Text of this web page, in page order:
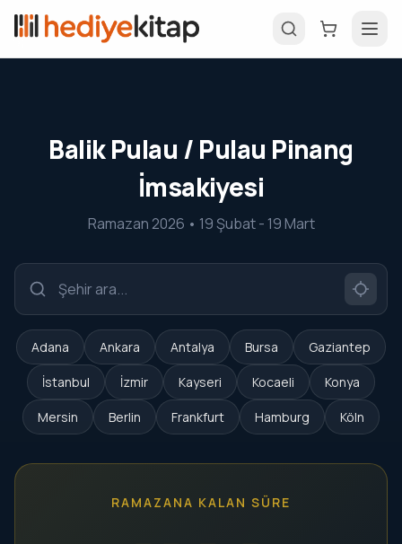
Balik Pulau / Pulau Pinang
İmsakiyesi
Ramazan 2026 • 19 Şubat - 19 Mart
Adana Ankara Antalya Bursa Gaziantep
İstanbul İzmir Kayseri Kocaeli Konya
Mersin Berlin Frankfurt Hamburg Köln
RAMAZANA KALAN SÜRE